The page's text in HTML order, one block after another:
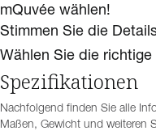
mQuvée wählen!
Stimmen Sie die
Wählen Sie die richtige
Spezifikationen
Nachfolgend finden Sie alle
Maßen, Gewicht und weiteren